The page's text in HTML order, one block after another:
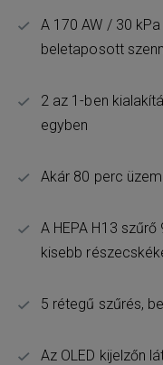
A 170 AW / 30
beletaposott
2 az 1-ben
egyben
Akár 80 perc
A HEPA H13
kisebb
5 rétegű szűrés,
Az OLED kijelzőn